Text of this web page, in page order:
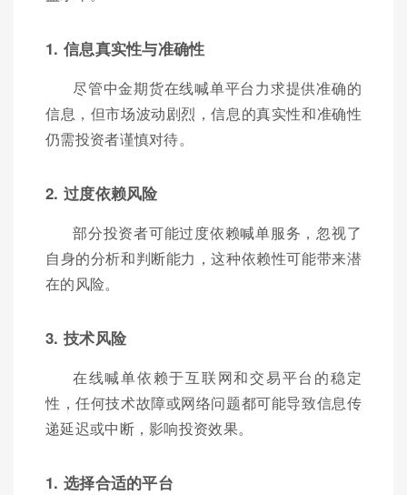
1. 信息真实性与准确性
尽管中金期货在线喊单平台力求提供准确的
信息，但市场波动剧烈，信息的真实性和准确性
仍需投资者谨慎对待。
2. 过度依赖风险
部分投资者可能过度依赖喊单服务，忽视了
自身的分析和判断能力，这种依赖性可能带来潜
在的风险。
3. 技术风险
在线喊单依赖于互联网和交易平台的稳定
性，任何技术故障或网络问题都可能导致信息传
递延迟或中断，影响投资效果。
1. 选择合适的平台